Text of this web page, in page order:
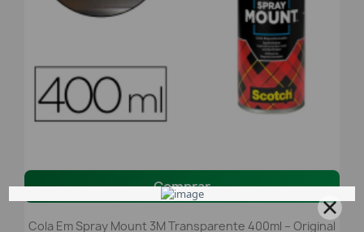
Comprar
Cola Em Spray Mount 3M Transparente 400ml – Original